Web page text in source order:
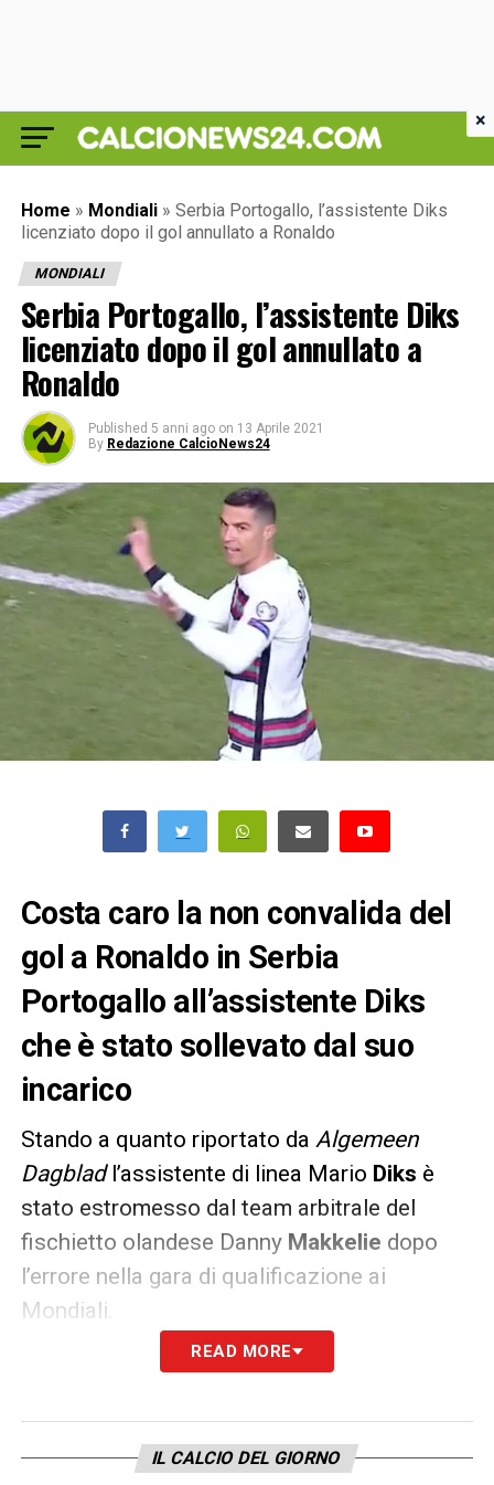
Home » Mondiali » Serbia Portogallo, l’assistente Diks
licenziato dopo il gol annullato a Ronaldo
MONDIALI
Serbia Portogallo, l’assistente Diks
licenziato dopo il gol annullato a
Ronaldo
Published 5 anni ago on 13 Aprile 2021
By Redazione CalcioNews24
Costa caro la non convalida del
gol a Ronaldo in Serbia
Portogallo all’assistente Diks
che è stato sollevato dal suo
incarico
Stando a quanto riportato da Algemeen
Dagbladl’assistente di linea Mario Diks è
stato estromesso dal team arbitrale del
fischietto olandese Danny Makkelie dopo
l’errore nella gara di qualificazione ai
Mondiali.
L’arbitro fece sapere che la decisione sul
proprio dal suo assistente che sarà
READ MORE
IL CALCIO DEL GIORNO
×